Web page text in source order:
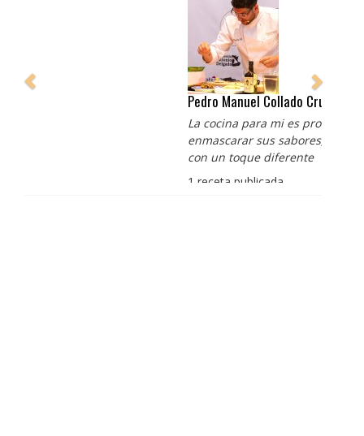
La cocina para mi es producto bien tratado sin
enmascarar sus sabores, cocina de verdad de antaño